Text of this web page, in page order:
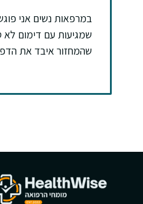
במרפאות נשים אני
שמגיעות עם דימום לא
שהמחזור איבד את